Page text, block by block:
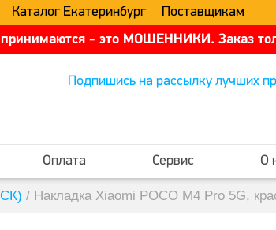
Каталог Екатеринбург
Поставщикам
- это МОШЕННИКИ. Заказ
Подпишись на рассылку лучших
Оплата Сервис О
/ Накладка Xiaomi POCO M4 Pro 5G,